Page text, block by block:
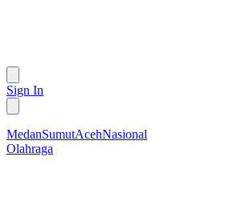
Sign In
MedanSumutAcehNasional
Olahraga